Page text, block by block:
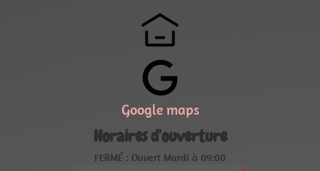
Google maps
Horaires d'ouverture
FERMÉ : Ouvert Mardi à 09:00